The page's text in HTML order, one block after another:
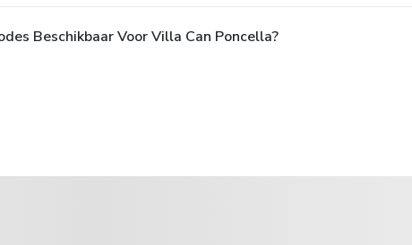
Beschikbaar Voor Villa Can Poncella?